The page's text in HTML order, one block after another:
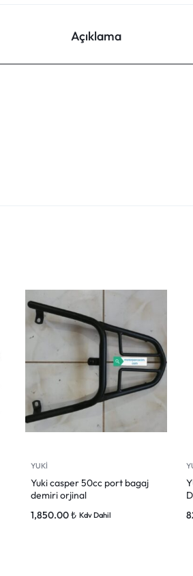
Açıklama
YUKİ
Yuki casper 50cc port bagaj
demiri orjinal
1,850.00₺ Kdv Dahil